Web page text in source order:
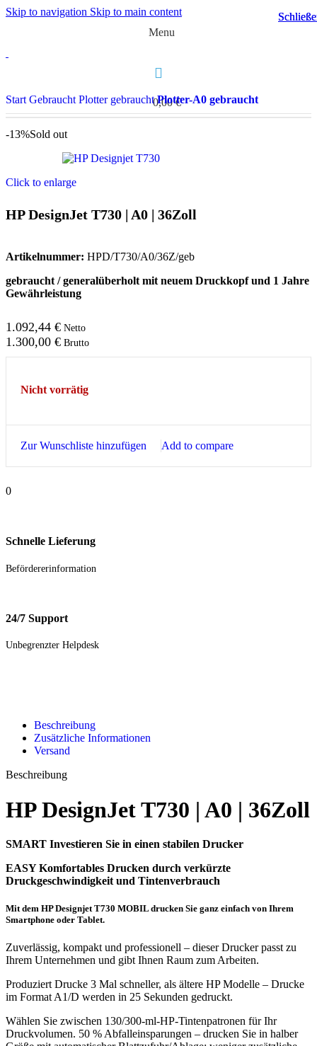
Skip to navigation Skip to main content
Menu
0,00€
Start Gebraucht Plotter gebrauchtPlotter-A0 gebraucht
-13%Sold out
Click to enlarge
HP DesignJet T730 | A0 | 36Zoll
Artikelnummer: HPD/T730/A0/36Z/geb
gebraucht / generalüberholt mit neuem Druckkopf und 1 Jahre
Gewährleistung
1.092,44 € Netto
1.300,00 € Brutto
Nicht vorrätig
Zur Wunschliste hinzufügen Add to compare
0
Schnelle Lieferung
Befördererinformation
24/7 Support
Unbegrenzter Helpdesk
Beschreibung
Zusätzliche Informationen
Versand
Beschreibung
HP DesignJet T730 | A0 | 36Zoll
SMART Investieren Sie in einen stabilen Drucker
EASY Komfortables Drucken durch verkürzte
Druckgeschwindigkeit und Tintenverbrauch
Mit dem HP Designjet T730 MOBIL drucken Sie ganz einfach von Ihrem
Smartphone oder Tablet.
Zuverlässig, kompakt und professionell – dieser Drucker passt zu
Ihrem Unternehmen und gibt Ihnen Raum zum Arbeiten.
Produziert Drucke 3 Mal schneller, als ältere HP Modelle – Drucke
im Format A1/D werden in 25 Sekunden gedruckt.
Wählen Sie zwischen 130/300-ml-HP-Tintenpatronen für Ihr
Druckvolumen. 50 % Abfalleinsparungen – drucken Sie in halber